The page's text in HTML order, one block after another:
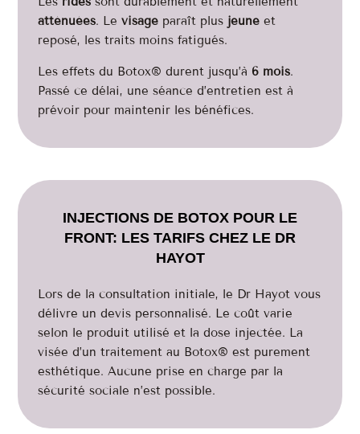
atténuées. Levisage paraît plus jeune et
reposé, les traits moins fatigués.
Les effets du Botox® durent jusqu’à 6 mois.
Passé ce délai, une séance d’entretien est à
prévoir pour maintenir les bénéfices.
INJECTIONS DE BOTOX POUR LE
FRONT: LES TARIFS CHEZ LE DR
HAYOT
Lors de la consultation initiale, le Dr Hayot vous
délivre un devis personnalisé. Le coût varie
selon le produit utilisé et la dose injectée. La
visée d’un traitement au Botox® est purement
esthétique. Aucune prise en charge par la
sécurité sociale n’est possible.